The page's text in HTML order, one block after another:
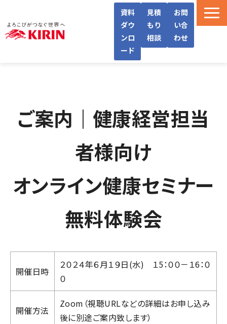
資料
ダウ
ンロ
ード
見積
もり
相談
お問
い合
わせ
導入フロー/料金
導入事例/インタビュー
よくあるご質問
お役立ち情報
ご案内｜健康経営担当
者様向け
オンライン健康セミナー
無料体験会
開催日時
２０２４年６月１９日(水) １5：００－１6：０
０
開催方法
Zoom（視聴URLなどの詳細はお申し込み
後に別途ご案内致します）